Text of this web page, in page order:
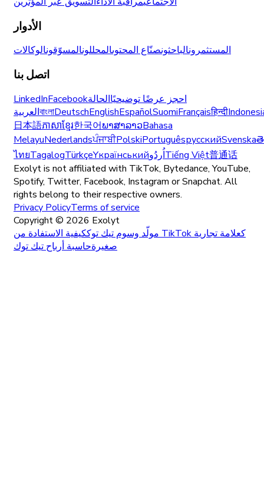
الأدوار
المستثمرونالباحثونصنّاع المحتوىالمحللونالمسوّقونالوكالات
اتصل بنا
LinkedInFacebook احجز عرضًا توضيحيًاالحالة
العربيةবাংলাDeutschEnglishEspañolSuomiFrançaisहिन्दी
日本語ភាសាខ្មែរ한국어ພາສາລາວBahasa
MelayuNederlandsਪੰਜਾਬੀPolskiPortuguêsрусскийSvenska
ไทยTagalogTürkçeYкраїнськийاُردُوTiếng Việt普通话
Exolyt is not affiliated with TikTok, Bytedance, YouTube,
Spotify, Twitter, Facebook, Instagram or Snapchat. All
rights belong to their respective owners.
Privacy PolicyTerms of service
Copyright © 2026 Exolyt
مولّد وسوم تيك توككيفية الاستفادة من TikTok كعلامة تجارية
صغيرةحاسبة أرباح تيك توك